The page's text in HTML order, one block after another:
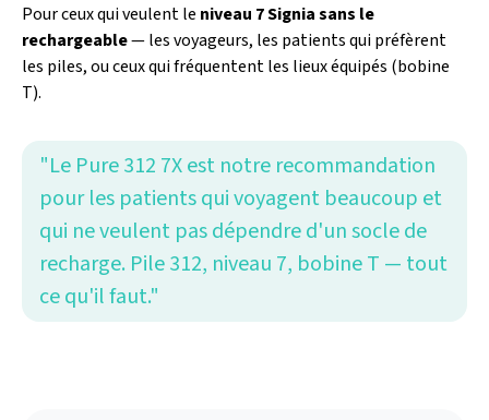
Pour ceux qui veulent le niveau 7 Signia sans le
rechargeable— les voyageurs, les patients qui préfèrent
les piles, ou ceux qui fréquentent les lieux équipés (bobine
T).
"Le Pure 312 7X est notre recommandation
pour les patients qui voyagent beaucoup et
qui ne veulent pas dépendre d'un socle de
recharge. Pile 312, niveau 7, bobine T — tout
ce qu'il faut."